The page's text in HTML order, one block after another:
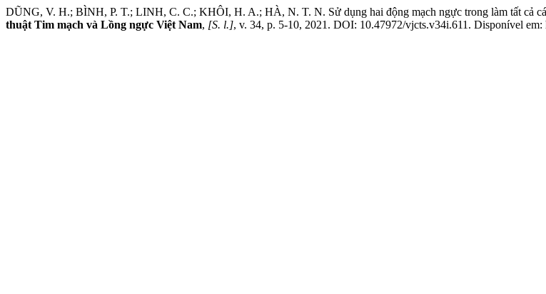
DŨNG, V. H.; BÌNH, P. T.; LINH, C. C.; KHÔI, H. A.; HÀ, N. T. N. Sử dụng hai động mạch ngực trong làm tất cả
thuật Tim mạch và Lồng ngực Việt Nam, [S. l.], v. 34, p. 5-10, 2021. DOI: 10.47972/vjcts.v34i.611. Disponível